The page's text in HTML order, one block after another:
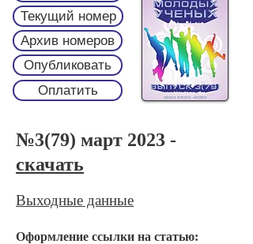
Текущий номер
Архив номеров
Опубликовать
Оплатить
№3(79) март 2023 -
скачать
Выходные данные
Оформление ссылки на статью: